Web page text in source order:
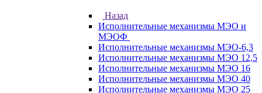
Назад
Исполнительные механизмы МЭО и
МЭОФ
Исполнительные механизмы МЭО-6,3
Исполнительные механизмы МЭО 12,5
Исполнительные механизмы МЭО 16
Исполнительные механизмы МЭО 40
Исполнительные механизмы МЭО 25